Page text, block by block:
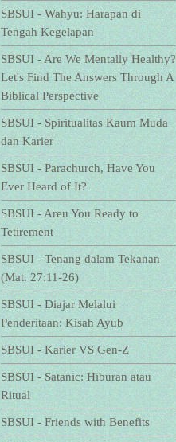
SBSUI - Wahyu: Harapan di
Tengah Kegelapan
SBSUI - Are We Mentally Healthy?
Let's Find The Answers Through A
Biblical Perspective
SBSUI - Spiritualitas Kaum Muda
dan Karier
SBSUI - Parachurch, Have You
Ever Heard of It?
SBSUI - Areu You Ready to
Tetirement
SBSUI - Tenang dalam Tekanan
(Mat. 27:11-26)
SBSUI - Diajar Melalui
Penderitaan: Kisah Ayub
SBSUI - Karier VS Gen-Z
SBSUI - Satanic: Hiburan atau
Ritual
SBSUI - Friends with Benefits